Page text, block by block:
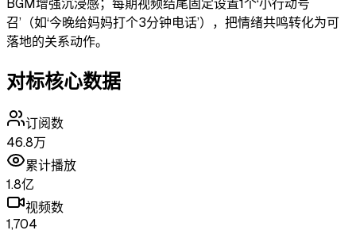
召’（如‘今晚给妈妈打个3分钟电话’），把情绪共鸣转化为可
落地的关系动作。
对标核心数据
订阅数
46.8万
累计播放
1.8亿
视频数
1,704